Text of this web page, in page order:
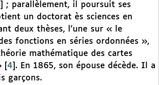
; parallèlement, il poursuit ses
un doctorat ès sciences en
deux thèses, l’une sur « le
fonctions en séries ordonnées »,
mathématique des cartes
4 . En 1865, son épouse décède. Il a
garçons.